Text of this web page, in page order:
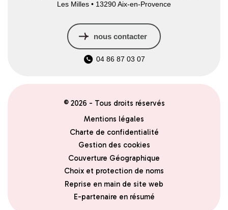
Les Milles • 13290 Aix-en-Provence
nous contacter
04 86 87 03 07
© 2026 - Tous droits réservés
Mentions légales
Charte de confidentialité
Gestion des cookies
Couverture Géographique
Choix et protection de noms
Reprise en main de site web
E-partenaire en résumé